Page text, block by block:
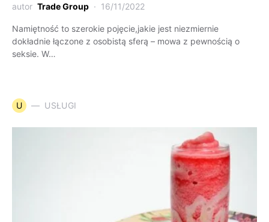
autor Trade Group 16/11/2022
Namiętność to szerokie pojęcie,jakie jest niezmiernie
dokładnie łączone z osobistą sferą – mowa z pewnością o
seksie. W…
U USŁUGI